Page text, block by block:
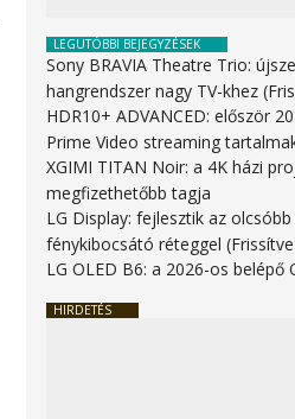
LEGUTÓBBI BEJEGYZÉSEK
Sony BRAVIA Theatre Trio:
hangrendszer nagy TV-khez
HDR10+ ADVANCED: először
Prime Video streaming
XGIMI TITAN Noir: a 4K házi
megfizethetőbb tagja
LG Display: fejlesztik az
fénykibocsátó réteggel
LG OLED B6: a 2026-os belépő
HIRDETÉS